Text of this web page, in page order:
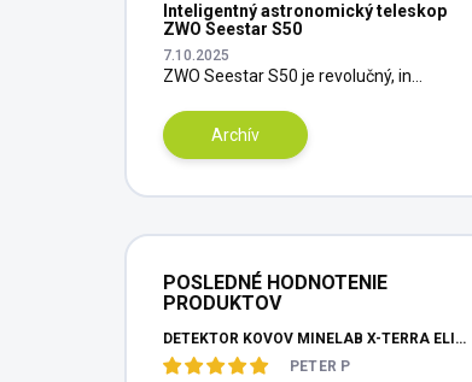
Inteligentný astronomický teleskop
ZWO Seestar S50
7.10.2025
ZWO Seestar S50 je revolučný, in...
Archív
POSLEDNÉ HODNOTENIE
PRODUKTOV
DETEKTOR KOVOV MINELAB X-TERRA ELITE PINPOITER SET
PETER P